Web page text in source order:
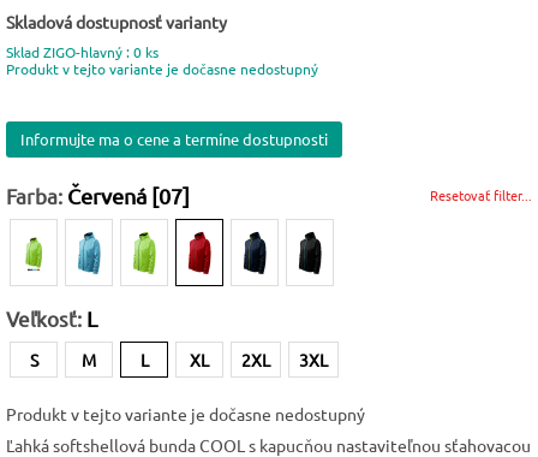
Skladová dostupnosť varianty
Sklad ZIGO-hlavný : 0 ks
Produkt v tejto variante je dočasne nedostupný
Informujte ma o cene a termíne dostupnosti
Resetovať filter...
Farba: Červená [07]
Veľkosť: L
S M L XL 2XL 3XL
Produkt v tejto variante je dočasne nedostupný
Ľahká softshellová bunda COOL s kapucňou nastaviteľnou sťahovacou